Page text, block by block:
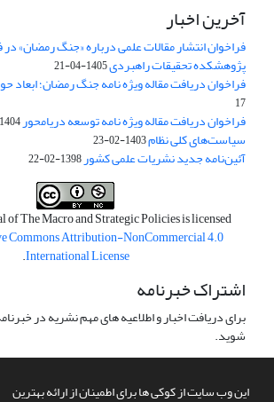
این وب سایت از کوکی ها برای اطمینان از ارائه بهترین
آخرین اخبار
فراخوان انتشار مقالات علمی درباره «جنگ رمضان»
پژوهشکده تحقیقات راهبردی1405-04-21
فراخوان دریافت مقاله ویژه نامه جنگ رمضان؛ ابعاد
17
فراخوان دریافت مقاله ویژه نامه توسعه دریامحور1404-08-26
سیاست‌های کلی نظام1403-02-23
آئین‌نامه جدید نشریات علمی کشور1398-02-22
of The Macro and Strategic Policies is licensed
Commons Attribution-NonCommercial 4.0
International License
.
اشتراک خبرنامه
برای دریافت اخبار و اطلاعیه های مهم نشریه در
شوید.